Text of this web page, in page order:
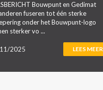
Bouwpunt en Gedimat
fuseren tot één sterke
onder het Bouwpunt-logo
sterker vo ...
2025 LEES MEER